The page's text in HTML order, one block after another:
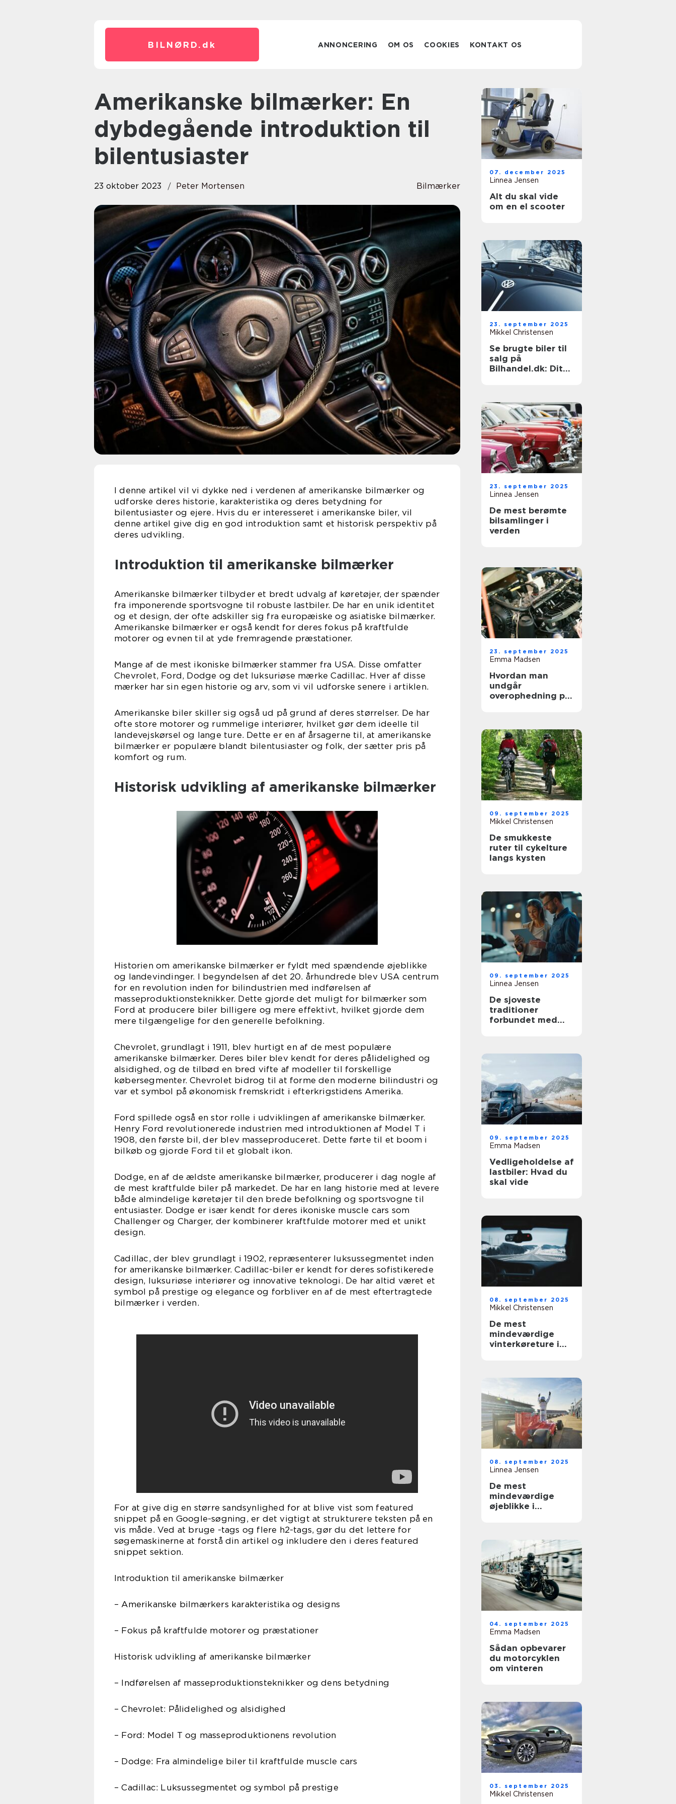
BILNØRD. dk ANNONCERING OM OS COOKIES KONTAKT OS
Amerikanske bilmærker: En
dybdegående introduktion til
bilentusiaster
23 oktober 2023 Peter Mortensen Bilmærker
I denne artikel vil vi dykke ned i verdenen af amerikanske bilmærker og
udforske deres historie, karakteristika og deres betydning for
bilentusiaster og ejere. Hvis du er interesseret i amerikanske biler, vil
denne artikel give dig en god introduktion samt et historisk perspektiv på
deres udvikling.
Introduktion til amerikanske bilmærker
Amerikanske bilmærker tilbyder et bredt udvalg af køretøjer, der spænder
fra imponerende sportsvogne til robuste lastbiler. De har en unik identitet
og et design, der ofte adskiller sig fra europæiske og asiatiske bilmærker.
Amerikanske bilmærker er også kendt for deres fokus på kraftfulde
motorer og evnen til at yde fremragende præstationer.
Mange af de mest ikoniske bilmærker stammer fra USA. Disse omfatter
Chevrolet, Ford, Dodge og det luksuriøse mærke Cadillac. Hver af disse
mærker har sin egen historie og arv, som vi vil udforske senere i artiklen.
Amerikanske biler skiller sig også ud på grund af deres størrelser. De har
ofte store motorer og rummelige interiører, hvilket gør dem ideelle til
landevejskørsel og lange ture. Dette er en af årsagerne til, at amerikanske
bilmærker er populære blandt bilentusiaster og folk, der sætter pris på
komfort og rum.
Historisk udvikling af amerikanske bilmærker
Historien om amerikanske bilmærker er fyldt med spændende øjeblikke
og landevindinger. I begyndelsen af det 20. århundrede blev USA centrum
for en revolution inden for bilindustrien med indførelsen af
masseproduktionsteknikker. Dette gjorde det muligt for bilmærker som
Ford at producere biler billigere og mere effektivt, hvilket gjorde dem
mere tilgængelige for den generelle befolkning.
Chevrolet, grundlagt i 1911, blev hurtigt en af de mest populære
amerikanske bilmærker. Deres biler blev kendt for deres pålidelighed og
alsidighed, og de tilbød en bred vifte af modeller til forskellige
købersegmenter. Chevrolet bidrog til at forme den moderne bilindustri og
var et symbol på økonomisk fremskridt i efterkrigstidens Amerika.
Ford spillede også en stor rolle i udviklingen af amerikanske bilmærker.
Henry Ford revolutionerede industrien med introduktionen af Model T i
1908, den første bil, der blev masseproduceret. Dette førte til et boom i
bilkøb og gjorde Ford til et globalt ikon.
Dodge, en af de ældste amerikanske bilmærker, producerer i dag nogle af
de mest kraftfulde biler på markedet. De har en lang historie med at levere
både almindelige køretøjer til den brede befolkning og sportsvogne til
entusiaster. Dodge er især kendt for deres ikoniske muscle cars som
Challenger og Charger, der kombinerer kraftfulde motorer med et unikt
design.
Cadillac, der blev grundlagt i 1902, repræsenterer luksussegmentet inden
for amerikanske bilmærker. Cadillac-biler er kendt for deres sofistikerede
design, luksuriøse interiører og innovative teknologi. De har altid været et
symbol på prestige og elegance og forbliver en af de mest eftertragtede
bilmærker i verden.
For at give dig en større sandsynlighed for at blive vist som featured
snippet på en Google-søgning, er det vigtigt at strukturere teksten på en
vis måde. Ved at bruge -tags og flere h2-tags, gør du det lettere for
søgemaskinerne at forstå din artikel og inkludere den i deres featured
snippet sektion.
Introduktion til amerikanske bilmærker
– Amerikanske bilmærkers karakteristika og designs
– Fokus på kraftfulde motorer og præstationer
Historisk udvikling af amerikanske bilmærker
– Indførelsen af masseproduktionsteknikker og dens betydning
– Chevrolet: Pålidelighed og alsidighed
– Ford: Model T og masseproduktionens revolution
– Dodge: Fra almindelige biler til kraftfulde muscle cars
– Cadillac: Luksussegmentet og symbol på prestige
07. december 2025
Linnea Jensen
Alt du skal vide
om en el scooter
23. september 2025
Mikkel Christensen
Se brugte biler til
salg på
Bilhandel.dk: Dit
23. september 2025
Linnea Jensen
De mest berømte
bilsamlinger i
verden
23. september 2025
Emma Madsen
Hvordan man
undgår
overophedning på
09. september 2025
Mikkel Christensen
De smukkeste
ruter til cykelture
langs kysten
09. september 2025
Linnea Jensen
De sjoveste
traditioner
forbundet med
09. september 2025
Emma Madsen
Vedligeholdelse af
lastbiler: Hvad du
skal vide
08. september 2025
Mikkel Christensen
De mest
mindeværdige
vinterkøreture i
08. september 2025
Linnea Jensen
De mest
mindeværdige
øjeblikke i
04. september 2025
Emma Madsen
Sådan opbevarer
du motorcyklen
om vinteren
03. september 2025
Mikkel Christensen